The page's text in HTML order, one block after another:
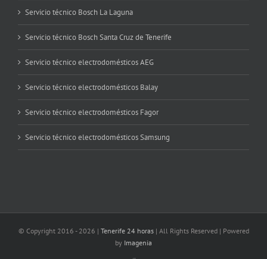
Servicio técnico Bosch La Laguna
Servicio técnico Bosch Santa Cruz de Tenerife
Servicio técnico electrodomésticos AEG
Servicio técnico electrodomésticos Balay
Servicio técnico electrodomésticos Fagor
Servicio técnico electrodomésticos Samsung
© Copyright 2016 - 2026 | Tenerife 24 horas| All Rights Reserved | Powered
by Imagenia